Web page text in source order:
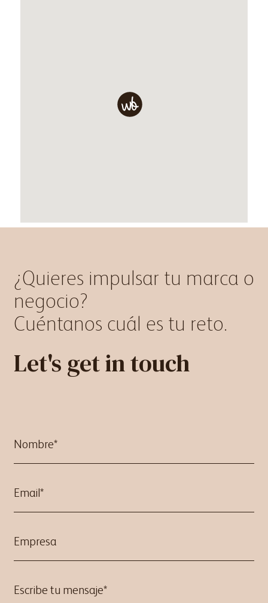
¿Quieres impulsar tu marca o
negocio?
Cuéntanos cuál es tu reto.
Let's get in touch